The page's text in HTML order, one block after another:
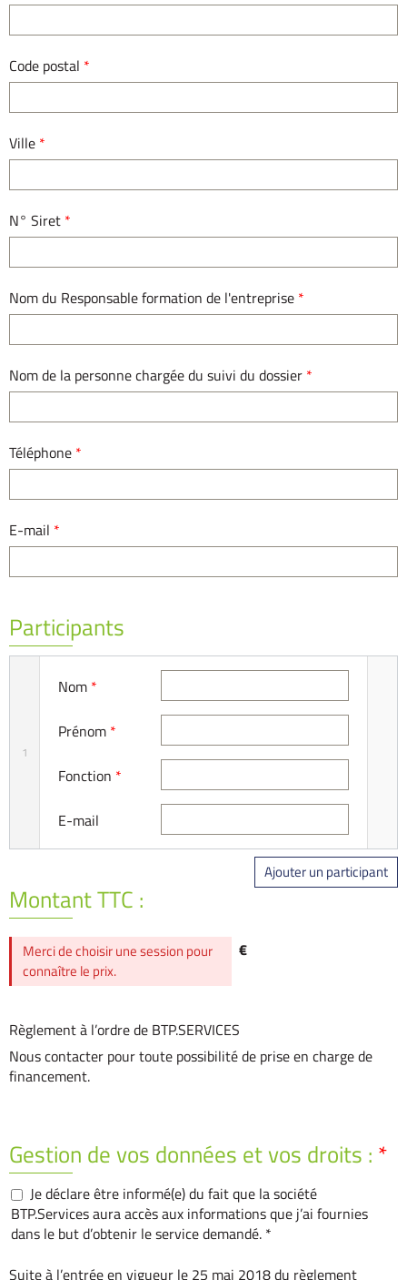
Code postal *
Ville *
N° Siret *
Nom du Responsable formation de l'entreprise *
Nom de la personne chargée du suivi du dossier *
Téléphone *
E-mail *
Participants
1
Nom *
Prénom *
Fonction *
E-mail
Ajouter un participant
Montant TTC :
€
Merci de choisir une session pour
connaître le prix.
Règlement à l’ordre de BTP.SERVICES
Nous contacter pour toute possibilité de prise en charge de
financement.
Gestion de vos données et vos droits : *
Je déclare être informé(e) du fait que la société
BTP.Services aura accès aux informations que j’ai fournies
dans le but d’obtenir le service demandé. *
Suite à l’entrée en vigueur le 25 mai 2018 du règlement